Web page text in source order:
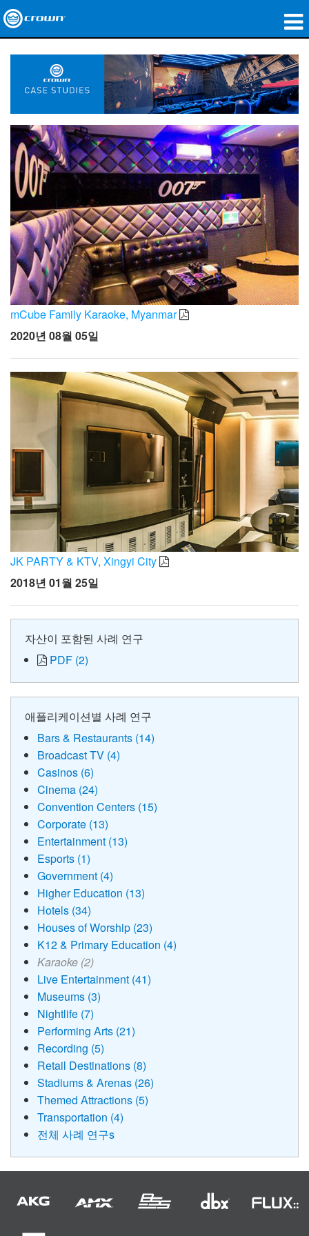
제품
네트워크 오디오
구매처
사례 연구
교육
지원
언어/지역
mCube Family Karaoke, Myanmar
2020년 08월 05일
JK PARTY & KTV, Xingyi City
2018년 01월 25일
자산이 포함된 사례 연구
PDF (2)
애플리케이션별 사례 연구
Bars & Restaurants (14)
Broadcast TV (4)
Casinos (6)
Cinema (24)
Convention Centers (15)
Corporate (13)
Entertainment (13)
Esports (1)
Government (4)
Higher Education (13)
Hotels (34)
Houses of Worship (23)
K12 & Primary Education (4)
Karaoke (2)
Live Entertainment (41)
Museums (3)
Nightlife (7)
Performing Arts (21)
Recording (5)
Retail Destinations (8)
Stadiums & Arenas (26)
Themed Attractions (5)
Transportation (4)
전체 사례 연구s